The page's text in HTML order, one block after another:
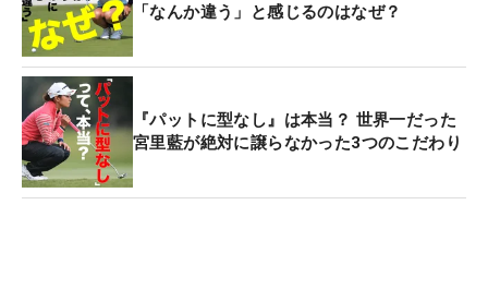
「なんか違う」と感じるのはなぜ？
『パットに型なし』は本当？ 世界一だった
宮里藍が絶対に譲らなかった3つのこだわり